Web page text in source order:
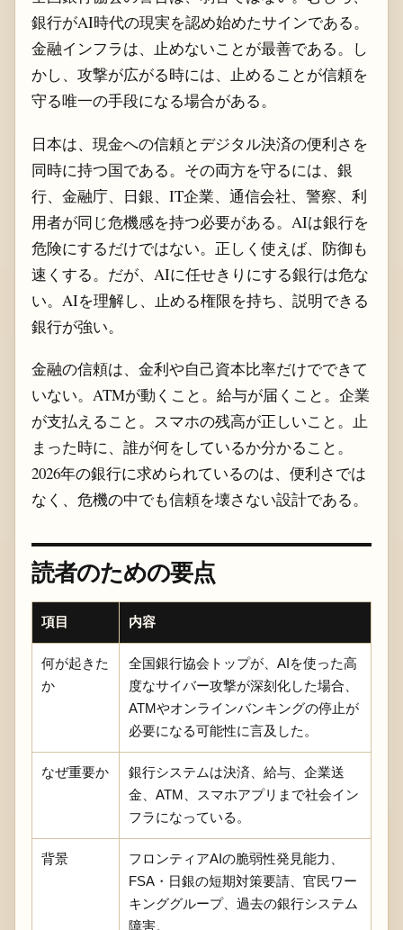
銀行がAI時代の現実を認め始めたサインである。
金融インフラは、止めないことが最善である。し
かし、攻撃が広がる時には、止めることが信頼を
守る唯一の手段になる場合がある。
日本は、現金への信頼とデジタル決済の便利さを
同時に持つ国である。その両方を守るには、銀
行、金融庁、日銀、IT企業、通信会社、警察、利
用者が同じ危機感を持つ必要がある。AIは銀行を
危険にするだけではない。正しく使えば、防御も
速くする。だが、AIに任せきりにする銀行は危な
い。AIを理解し、止める権限を持ち、説明できる
銀行が強い。
金融の信頼は、金利や自己資本比率だけでできて
いない。ATMが動くこと。給与が届くこと。企業
が支払えること。スマホの残高が正しいこと。止
まった時に、誰が何をしているか分かること。
2026年の銀行に求められているのは、便利さでは
なく、危機の中でも信頼を壊さない設計である。
読者のための要点
項目 内容
何が起きた
か
全国銀行協会トップが、AIを使った高
度なサイバー攻撃が深刻化した場合、
ATMやオンラインバンキングの停止が
必要になる可能性に言及した。
なぜ重要か
銀行システムは決済、給与、企業送
金、ATM、スマホアプリまで社会イン
フラになっている。
背景
フロンティアAIの脆弱性発見能力、
FSA・日銀の短期対策要請、官民ワー
キンググループ、過去の銀行システム
障害。